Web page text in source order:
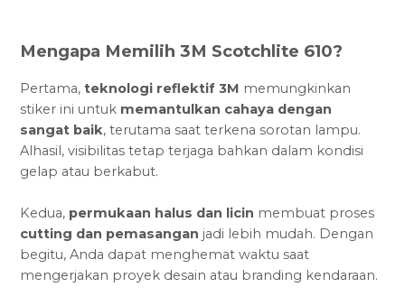
Mengapa Memilih 3M Scotchlite 610?
Pertama,teknologi reflektif 3M memungkinkan
stiker ini untuk memantulkan cahaya dengan
sangat baik, terutama saat terkena sorotan lampu.
Alhasil, visibilitas tetap terjaga bahkan dalam kondisi
gelap atau berkabut.
Kedua, permukaan halus dan licin membuat proses
cutting dan pemasangan jadi lebih mudah. Dengan
begitu, Anda dapat menghemat waktu saat
mengerjakan proyek desain atau branding kendaraan.